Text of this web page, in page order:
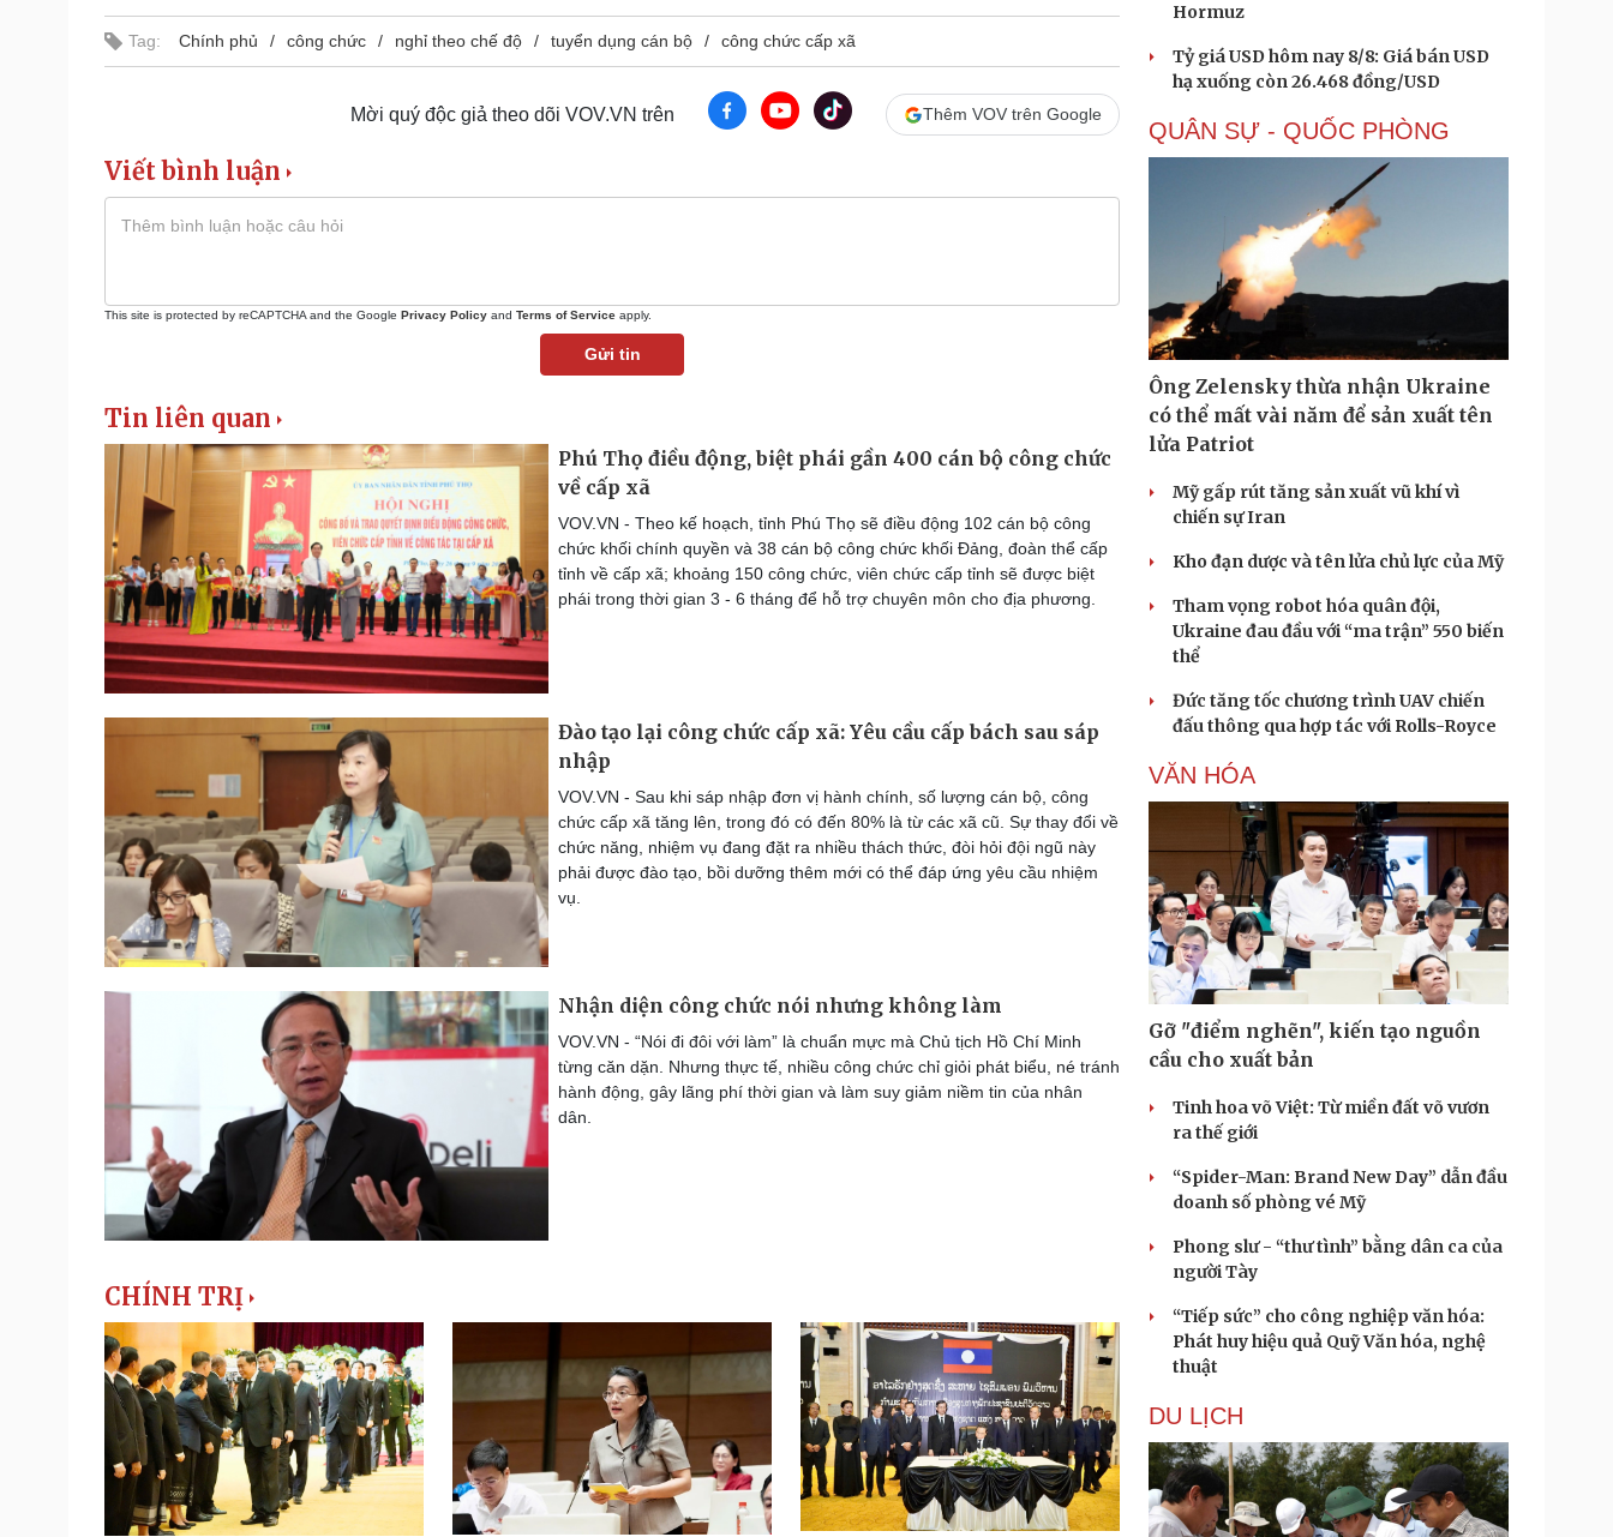
Tag: Chính phủ công chức nghỉ theo chế độ tuyển dụng cán bộ công chức cấp xã
Mời quý độc giả theo dõi VOV.VN trên Thêm VOV trên Google
Viết bình luận
This site is protected by reCAPTCHA and the Google Privacy Policy and Terms of Service apply.
Gửi tin
Tin liên quan
Phú Thọ điều động, biệt phái gần 400 cán bộ công chức
về cấp xã
VOV.VN - Theo kế hoạch, tỉnh Phú Thọ sẽ điều động 102 cán bộ công
chức khối chính quyền và 38 cán bộ công chức khối Đảng, đoàn thể cấp
tỉnh về cấp xã; khoảng 150 công chức, viên chức cấp tỉnh sẽ được biệt
phái trong thời gian 3 - 6 tháng để hỗ trợ chuyên môn cho địa phương.
Đào tạo lại công chức cấp xã: Yêu cầu cấp bách sau sáp
nhập
VOV.VN - Sau khi sáp nhập đơn vị hành chính, số lượng cán bộ, công
chức cấp xã tăng lên, trong đó có đến 80% là từ các xã cũ. Sự thay đổi về
chức năng, nhiệm vụ đang đặt ra nhiều thách thức, đòi hỏi đội ngũ này
phải được đào tạo, bồi dưỡng thêm mới có thể đáp ứng yêu cầu nhiệm
vụ.
Nhận diện công chức nói nhưng không làm
VOV.VN - “Nói đi đôi với làm” là chuẩn mực mà Chủ tịch Hồ Chí Minh
từng căn dặn. Nhưng thực tế, nhiều công chức chỉ giỏi phát biểu, né tránh
hành động, gây lãng phí thời gian và làm suy giảm niềm tin của nhân
dân.
CHÍNH TRỊ
Hormuz
Tỷ giá USD hôm nay 8/8: Giá bán USD
hạ xuống còn 26.468 đồng/USD
QUÂN SỰ - QUỐC PHÒNG
Ông Zelensky thừa nhận Ukraine
có thể mất vài năm để sản xuất tên
lửa Patriot
Mỹ gấp rút tăng sản xuất vũ khí vì
chiến sự Iran
Kho đạn dược và tên lửa chủ lực của Mỹ
Tham vọng robot hóa quân đội,
Ukraine đau đầu với “ma trận” 550 biến
thể
Đức tăng tốc chương trình UAV chiến
đấu thông qua hợp tác với Rolls-Royce
VĂN HÓA
Gỡ "điểm nghẽn", kiến tạo nguồn
cầu cho xuất bản
Tinh hoa võ Việt: Từ miền đất võ vươn
ra thế giới
“Spider-Man: Brand New Day” dẫn đầu
doanh số phòng vé Mỹ
Phong slư - “thư tình” bằng dân ca của
người Tày
“Tiếp sức” cho công nghiệp văn hóa:
Phát huy hiệu quả Quỹ Văn hóa, nghệ
thuật
DU LỊCH